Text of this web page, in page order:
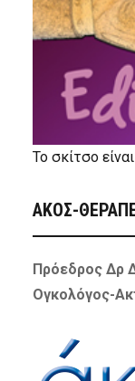
Το σκίτσο
ΑΚΟΣ-
Πρόεδρος Δρ
Ογκολόγος-